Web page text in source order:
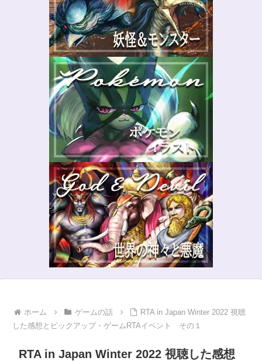
ホーム ゲームの話
RTA in Japan Winter 2022 視聴
した感想とピックアップ・ゲームRTAイベント その１
RTA in Japan Winter 2022 視聴した感想